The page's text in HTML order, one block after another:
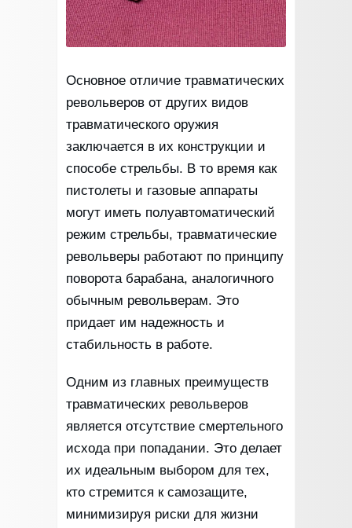
Основное отличие травматических
револьверов от других видов
травматического оружия
заключается в их конструкции и
способе стрельбы. В то время как
пистолеты и газовые аппараты
могут иметь полуавтоматический
режим стрельбы, травматические
револьверы работают по принципу
поворота барабана, аналогичного
обычным револьверам. Это
придает им надежность и
стабильность в работе.
Одним из главных преимуществ
травматических револьверов
является отсутствие смертельного
исхода при попадании. Это делает
их идеальным выбором для тех,
кто стремится к самозащите,
минимизируя риски для жизни